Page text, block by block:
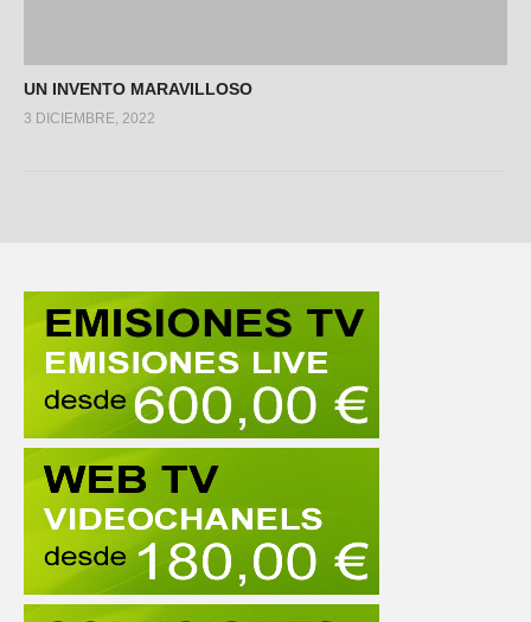
UN INVENTO MARAVILLOSO
3 DICIEMBRE, 2022